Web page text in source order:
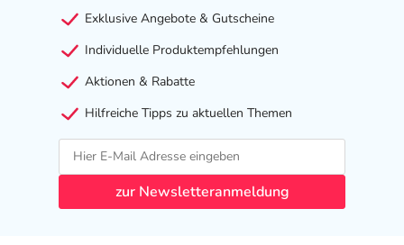
Exklusive Angebote & Gutscheine
Individuelle Produktempfehlungen
Aktionen & Rabatte
Hilfreiche Tipps zu aktuellen Themen
zur Newsletteranmeldung